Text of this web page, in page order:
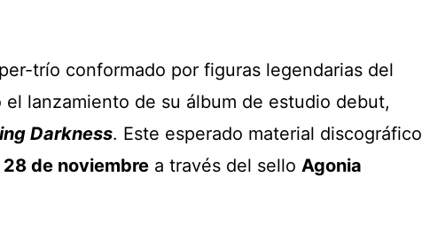
trío conformado por figuras legendarias del
el lanzamiento de su álbum de estudio debut,
Darkness. Este esperado material discográfico
28 de noviembre a través del sello Agonia